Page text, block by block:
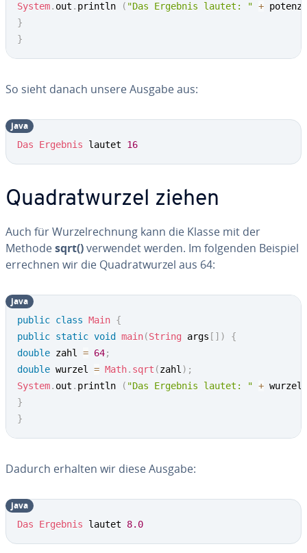
System. out . println ( "Das Ergebnis lautet: " + potenz
}
}
So sieht danach unsere Ausgabe aus:
Das Ergebnis lautet 16
java
Qua­drat­wur­zel ziehen
Auch für Wur­zel­rech­nung kann die Klasse mit der
Methodesqrt()verwendet werden. Im folgenden Beispiel
errechnen wir die Qua­drat­wur­zel aus 64:
public class Main {
public static void main(String args [ ] )
{
double zahl = 64;
double wurzel = Math. sqrt (zahl ) ;
System. out . println ( "Das Ergebnis lautet: " + wurzel
}
}
java
Dadurch erhalten wir diese Ausgabe:
Das Ergebnis lautet 8.0
java